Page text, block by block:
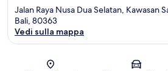
Jalan Raya Nusa Dua Selatan, Kawasan
Bali, 80363
Vedi sulla mappa